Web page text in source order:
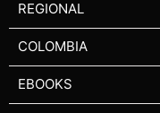
REGIONAL
COLOMBIA
EBOOKS